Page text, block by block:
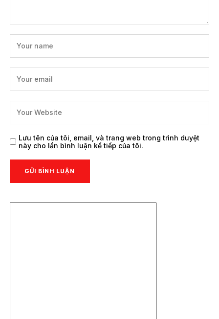
Lưu tên của tôi, email, và trang web trong trình duyệt
này cho lần bình luận kế tiếp của tôi.